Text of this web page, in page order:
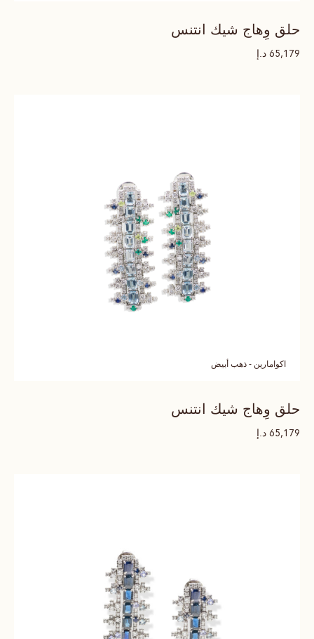
حلق وِهاج شيك انتنس
65,179 د.إ
اكوامارين - ذهب أبيض
حلق وِهاج شيك انتنس
65,179 د.إ